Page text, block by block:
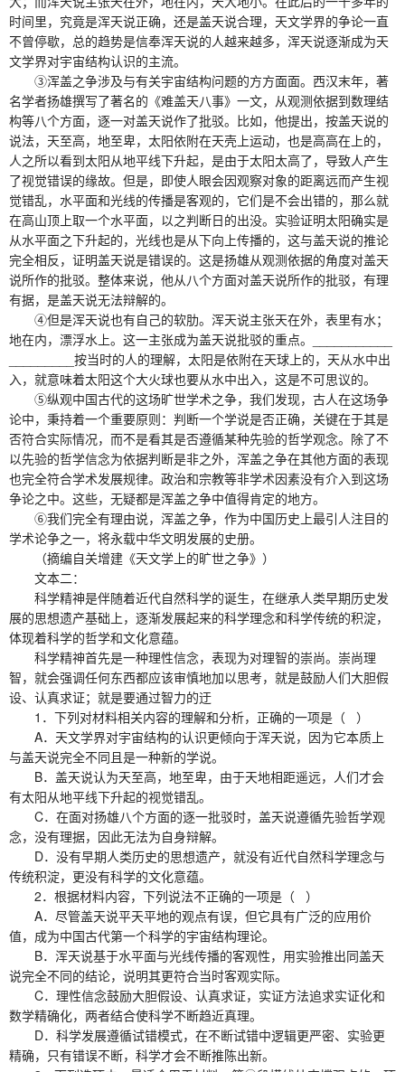
时间里，究竟是浑天说正确，还是盖天说合理，天文学界的争论一直
不曾停歇，总的趋势是信奉浑天说的人越来越多，浑天说逐渐成为天
文学界对宇宙结构认识的主流。
③浑盖之争涉及与有关宇宙结构问题的方方面面。西汉末年，著
名学者扬雄撰写了著名的《难盖天八事》一文，从观测依据到数理结
构等八个方面，逐一对盖天说作了批驳。比如，他提出，按盖天说的
说法，天至高，地至卑，太阳依附在天壳上运动，也是高高在上的，
人之所以看到太阳从地平线下升起，是由于太阳太高了，导致人产生
了视觉错误的缘故。但是，即使人眼会因观察对象的距离远而产生视
觉错乱，水平面和光线的传播是客观的，它们是不会出错的，那么就
在高山顶上取一个水平面，以之判断日的出没。实验证明太阳确实是
从水平面之下升起的，光线也是从下向上传播的，这与盖天说的推论
完全相反，证明盖天说是错误的。这是扬雄从观测依据的角度对盖天
说所作的批驳。整体来说，他从八个方面对盖天说所作的批驳，有理
有据，是盖天说无法辩解的。
④但是浑天说也有自己的软肋。浑天说主张天在外，表里有水；
地在内，漂浮水上。这一主张成为盖天说批驳的重点。___________
_________按当时的人的理解，太阳是依附在天球上的，天从水中出
入，就意味着太阳这个大火球也要从水中出入，这是不可思议的。
⑤纵观中国古代的这场旷世学术之争，我们发现，古人在这场争
论中，秉持着一个重要原则：判断一个学说是否正确，关键在于其是
否符合实际情况，而不是看其是否遵循某种先验的哲学观念。除了不
以先验的哲学信念为依据判断是非之外，浑盖之争在其他方面的表现
也完全符合学术发展规律。政治和宗教等非学术因素没有介入到这场
争论之中。这些，无疑都是浑盖之争中值得肯定的地方。
⑥我们完全有理由说，浑盖之争，作为中国历史上最引人注目的
学术论争之一，将永载中华文明发展的史册。
（摘编自关增建《天文学上的旷世之争》）
文本二：
科学精神是伴随着近代自然科学的诞生，在继承人类早期历史发
展的思想遗产基础上，逐渐发展起来的科学理念和科学传统的积淀，
体现着科学的哲学和文化意蕴。
科学精神首先是一种理性信念，表现为对理智的崇尚。崇尚理
智，就会强调任何东西都应该审慎地加以思考，就是鼓励人们大胆假
设、认真求证；就是要通过智力的迂
1．下列对材料相关内容的理解和分析，正确的一项是（ ）
A．天文学界对宇宙结构的认识更倾向于浑天说，因为它本质上
与盖天说完全不同且是一种新的学说。
B．盖天说认为天至高，地至卑，由于天地相距遥远，人们才会
有太阳从地平线下升起的视觉错乱。
C．在面对扬雄八个方面的逐一批驳时，盖天说遵循先验哲学观
念，没有理据，因此无法为自身辩解。
D．没有早期人类历史的思想遗产，就没有近代自然科学理念与
传统积淀，更没有科学的文化意蕴。
2．根据材料内容，下列说法不正确的一项是（ ）
A．尽管盖天说平天平地的观点有误，但它具有广泛的应用价
值，成为中国古代第一个科学的宇宙结构理论。
B．浑天说基于水平面与光线传播的客观性，用实验推出同盖天
说完全不同的结论，说明其更符合当时客观实际。
C．理性信念鼓励大胆假设、认真求证，实证方法追求实证化和
数学精确化，两者结合使科学不断趋近真理。
D．科学发展遵循试错模式，在不断试错中逻辑更严密、实验更
精确，只有错误不断，科学才会不断推陈出新。